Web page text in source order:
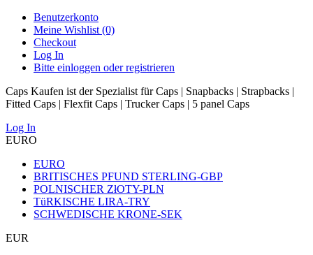
Benutzerkonto
Meine Wishlist (0)
Checkout
Log In
Bitte einloggen oder registrieren
Caps Kaufen ist der Spezialist für Caps | Snapbacks | Strapbacks |
Fitted Caps | Flexfit Caps | Trucker Caps | 5 panel Caps
Log In
EURO
EURO
BRITISCHES PFUND STERLING-GBP
POLNISCHER ZłOTY-PLN
TüRKISCHE LIRA-TRY
SCHWEDISCHE KRONE-SEK
EUR